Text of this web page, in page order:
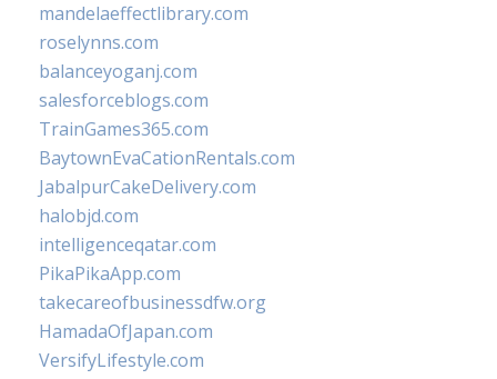
mandelaeffectlibrary.com
roselynns.com
balanceyoganj.com
salesforceblogs.com
TrainGames365.com
BaytownEvaCationRentals.com
JabalpurCakeDelivery.com
halobjd.com
intelligenceqatar.com
PikaPikaApp.com
takecareofbusinessdfw.org
HamadaOfJapan.com
VersifyLifestyle.com